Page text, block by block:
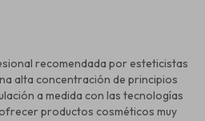
recomendada por esteticistas
alta concentración de principios
a medida con las tecnologías
productos cosméticos muy